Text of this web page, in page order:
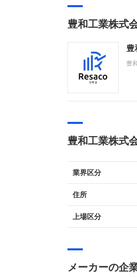
豊和工業株式
豊
豊
豊和工業株式
業界区分
住所
上場区分
メーカーの企